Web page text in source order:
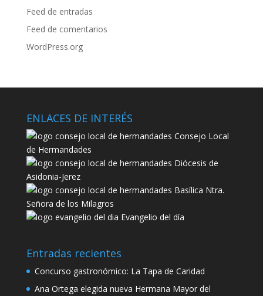
Feed de entradas
Feed de comentarios
WordPress.org
ENLACES DE INTERÉS
Consejo Local
de Hermandades
Diócesis de
Asidonia-Jerez
Basílica Ntra.
Señora de los Milagros
Evangelio del día
Entradas recientes
Concurso gastronómico: La Tapa de Caridad
Ana Ortega elegida nueva Hermana Mayor del